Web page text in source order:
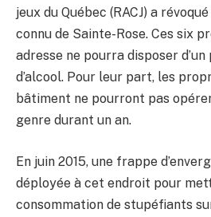
jeux du Québec (RACJ) a
connu de Sainte-Rose. Ces six
adresse ne pourra disposer
d’alcool. Pour leur part, les
bâtiment ne pourront pas
genre durant un an.
En juin 2015, une frappe
déployée à cet endroit pour
consommation de stupéfiants